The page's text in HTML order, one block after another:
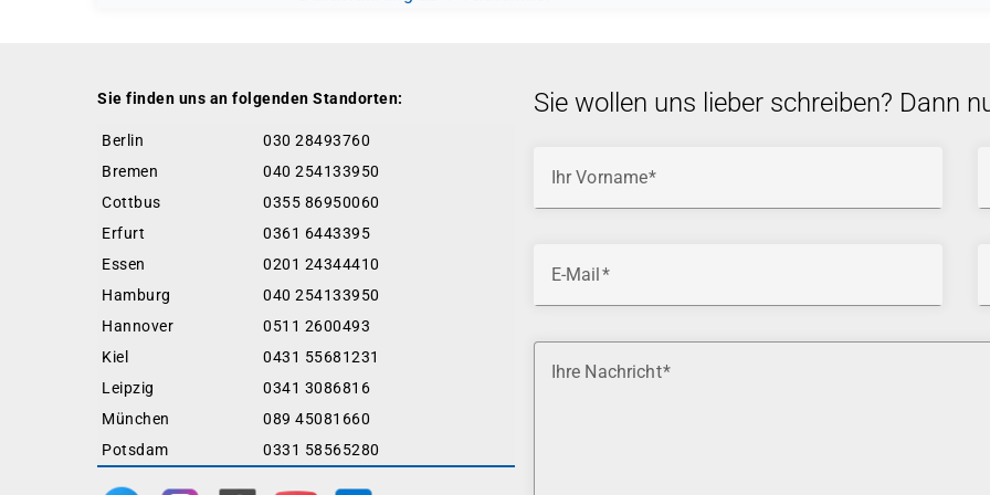
Sie finden uns an folgenden Standorten:
Berlin
030 28493760
Bremen
040 254133950
Cottbus
0355 86950060
Erfurt
0361 6443395
Essen
0201 24344410
Hamburg
040 254133950
Hannover
0511 2600493
Kiel
0431 55681231
Leipzig
0341 3086816
München
089 45081660
Potsdam
0331 58565280
Sie wollen uns lieber schreiben? Dann
Ihr Vorname
E-Mail
Ihre Nachricht